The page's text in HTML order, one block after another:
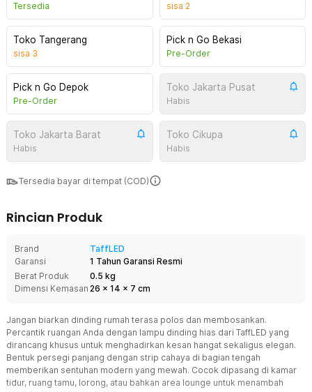
Tersedia sisa 2
Toko Tangerang
sisa 3
Pick n Go Bekasi
Pre-Order
Pick n Go Depok
Pre-Order
Toko Jakarta Pusat
Habis
Toko Jakarta Barat
Habis
Toko Cikupa
Habis
Tersedia bayar di tempat (COD)
Rincian Produk
Brand
TaffLED
Garansi
1 Tahun Garansi Resmi
Berat Produk
0.5 kg
Dimensi Kemasan 26 x 14 x 7 cm
Jangan biarkan dinding rumah terasa polos dan membosankan.
Percantik ruangan Anda dengan lampu dinding hias dari TaffLED yang
dirancang khusus untuk menghadirkan kesan hangat sekaligus elegan.
Bentuk persegi panjang dengan strip cahaya di bagian tengah
memberikan sentuhan modern yang mewah. Cocok dipasang di kamar
tidur, ruang tamu, lorong, atau bahkan area lounge untuk menambah